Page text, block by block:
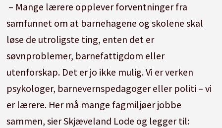
– Mange lærere opplever forventninger fra
samfunnet om at barnehagene og skolene skal
løse de utroligste ting, enten det er
søvnproblemer, barnefattigdom eller
utenforskap. Det er jo ikke mulig. Vi er verken
psykologer, barnevernspedagoger eller politi – vi
er lærere. Her må mange fagmiljøer jobbe
sammen, sier Skjæveland Lode og legger til: